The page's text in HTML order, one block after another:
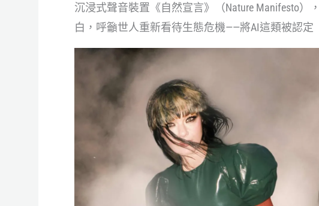
沉浸式聲音裝置《自然宣言》（Nature Manifesto
白，呼籲世人重新看待生態危機——將AI這類被認定